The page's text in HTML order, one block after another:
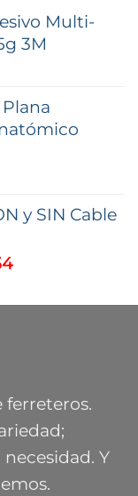
Multi-
3M
y SIN Cable
Rango
precios:
$26.083,54
ferreteros.
Y